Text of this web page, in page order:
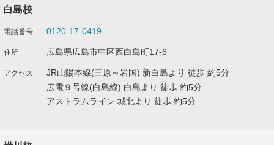
白島校
0120-17-0419
広島県広島市中区西白島町17-6
JR山陽本線(三原～岩国) 新白島より 徒歩 約5分
広電９号線(白島線) 白島より 徒歩 約5分
アストラムライン 城北より 徒歩 約5分